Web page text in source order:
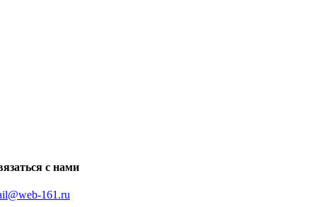
с нами
161.ru